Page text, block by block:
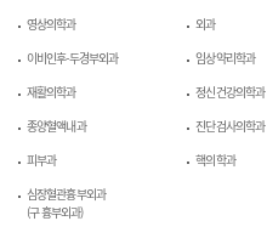
영상의학과
외과
이비인후-두경부외과
임상약리학과
재활의학과
정신건강의학과
종양혈액내과
진단검사의학과
피부과
핵의학과
심장혈관흉부외과
(구 흉부외과)